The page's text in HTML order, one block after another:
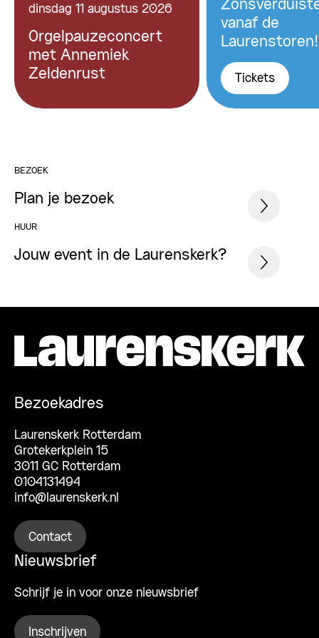
dinsdag 11 augustus 2026
Orgelpauzeconcert
met Annemiek
Zeldenrust
vanaf de
Laurenstoren!
Tickets
BEZOEK
Plan je bezoek
HUUR
Jouw event in de Laurenskerk?
Bezoekadres
Laurenskerk Rotterdam
Grotekerkplein 15
3011 GC Rotterdam
0104131494
info@laurenskerk.nl
Contact
Nieuwsbrief
Schrijf je in voor onze nieuwsbrief
Inschrijven